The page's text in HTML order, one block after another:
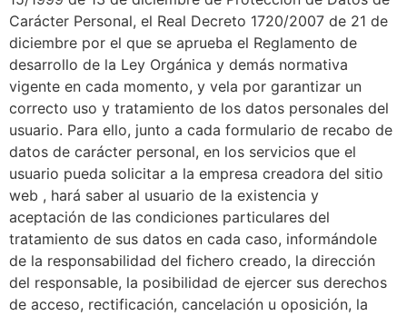
Carácter Personal, el Real Decreto 1720/2007 de 21 de
diciembre por el que se aprueba el Reglamento de
desarrollo de la Ley Orgánica y demás normativa
vigente en cada momento, y vela por garantizar un
correcto uso y tratamiento de los datos personales del
usuario. Para ello, junto a cada formulario de recabo de
datos de carácter personal, en los servicios que el
usuario pueda solicitar a la empresa creadora del sitio
web , hará saber al usuario de la existencia y
aceptación de las condiciones particulares del
tratamiento de sus datos en cada caso, informándole
de la responsabilidad del fichero creado, la dirección
del responsable, la posibilidad de ejercer sus derechos
de acceso, rectificación, cancelación u oposición, la